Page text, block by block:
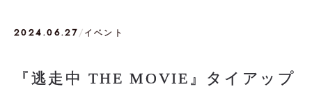
2024.06.27/ イベント
『逃走中 THE MOVIE』タイアップ